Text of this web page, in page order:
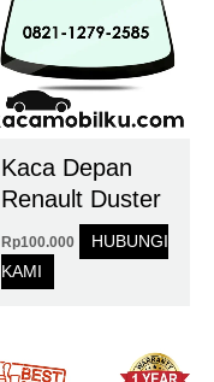
Kaca Depan
Renault Duster
Rp100.000
HUBUNGI
KAMI